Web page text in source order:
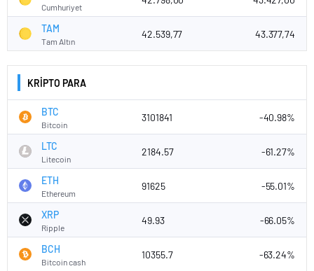
Cumhuriyet
TAM
Tam Altın
42.539,77 43.377,74
KRİPTO PARA
BTC
Bitcoin
3101841 -40.98%
LTC
Litecoin
2184.57 -61.27%
ETH
Ethereum
91625 -55.01%
XRP
Ripple
49.93 -66.05%
BCH
Bitcoin cash
10355.7 -63.24%